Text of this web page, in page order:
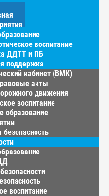
воспитание
ДДТТ и ПБ
поддержка
кабинет (ВМК)
акты
движения
воспитание
образование
воспитание